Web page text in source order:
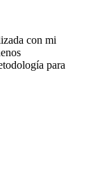
con mi
para